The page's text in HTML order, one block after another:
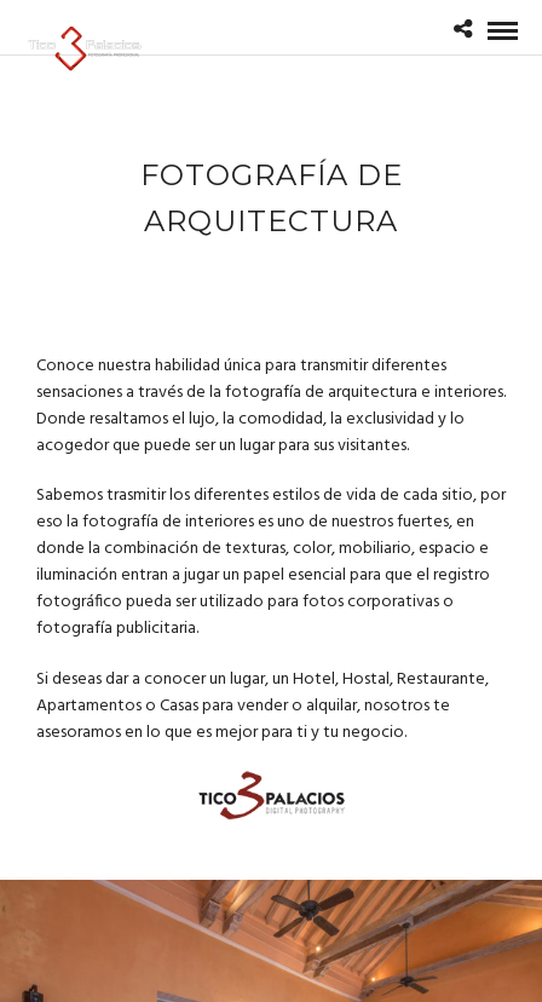
FOTOGRAFÍA DE
ARQUITECTURA
Conoce nuestra habilidad única para transmitir diferentes
sensaciones a través de la fotografía de arquitectura e interiores.
Donde resaltamos el lujo, la comodidad, la exclusividad y lo
acogedor que puede ser un lugar para sus visitantes.
Sabemos trasmitir los diferentes estilos de vida de cada sitio, por
eso la fotografía de interiores es uno de nuestros fuertes, en
donde la combinación de texturas, color, mobiliario, espacio e
iluminación entran a jugar un papel esencial para que el registro
fotográfico pueda ser utilizado para fotos corporativas o
fotografía publicitaria.
Si deseas dar a conocer un lugar, un Hotel, Hostal, Restaurante,
Apartamentos o Casas para vender o alquilar, nosotros te
asesoramos en lo que es mejor para ti y tu negocio.